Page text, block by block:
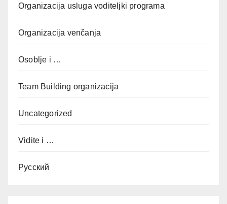
Organizacija usluga voditeljki programa
Organizacija venčanja
Osoblje i …
Team Building organizacija
Uncategorized
Vidite i …
Русский